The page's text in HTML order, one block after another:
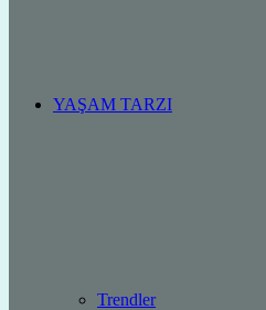
YAŞAM TARZI
Trendler